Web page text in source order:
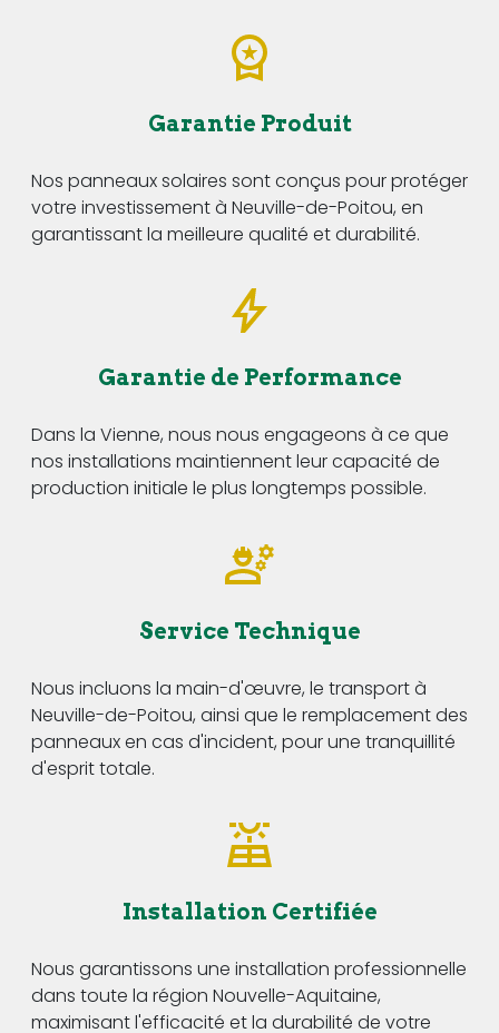
Garantie Produit
Nos panneaux solaires sont conçus pour protéger
votre investissement à Neuville-de-Poitou, en
garantissant la meilleure qualité et durabilité.
Garantie de Performance
Dans la Vienne, nous nous engageons à ce que
nos installations maintiennent leur capacité de
production initiale le plus longtemps possible.
Service Technique
Nous incluons la main-d'œuvre, le transport à
Neuville-de-Poitou, ainsi que le remplacement des
panneaux en cas d'incident, pour une tranquillité
d'esprit totale.
Installation Certifiée
Nous garantissons une installation professionnelle
dans toute la région Nouvelle-Aquitaine,
maximisant l'efficacité et la durabilité de votre